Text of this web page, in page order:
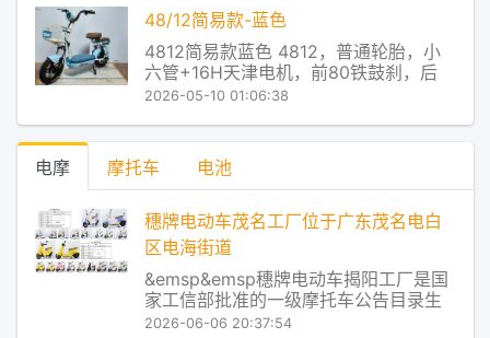
器主芯片对电池的放电状态进行实时监
用率进行了实时匹配，让电
48/12简易款-蓝色
4812简易款蓝色 4812，普通轮胎，小
六管+16H天津电机，前80铁鼓刹，后
110大鼓，有底铁蓝，无靠背 穗牌电动车
控，从而把电池放电和电机对电流的使
用率进行了实时匹配，让电
2026-05-10 01:06:38
电摩 摩托车 电池
穗牌电动车茂名工厂位于广东茂名电白
区电海街道
&emsp&emsp穗牌电动车揭阳工厂是国
家工信部批准的一级摩托车公告目录生
产企业，同时也是通过国家认监委强制
2026-06-06 20:37:54